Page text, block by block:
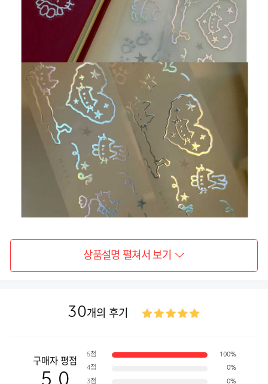
상품설명 펼쳐서 보기
30개의 후기
구매자 평점
5점 100%
4점 0%
3점 0%